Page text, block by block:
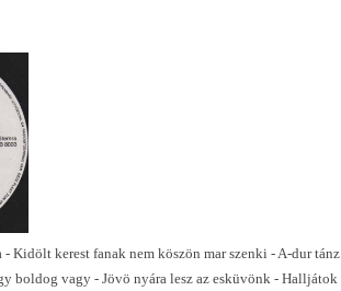
- Kidölt kerest fanak nem köszön mar szenki - A-dur tánz
boldog vagy - Jövö nyára lesz az esküvönk - Halljátok